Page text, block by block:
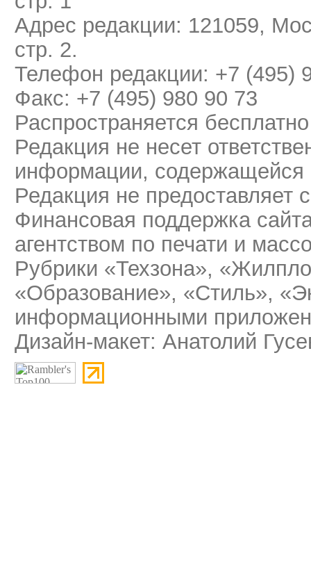
Адрес редакции: 121059,
стр. 2.
Телефон редакции: +7 (495)
Факс: +7 (495) 980 90 73
Распространяется бесплатно
Редакция не несет
информации, содержащейся
Редакция не предоставляет
Финансовая поддержка
агентством по печати и
Рубрики «Техзона»,
«Образование», «Стиль»,
информационными
Дизайн-макет: Анатолий